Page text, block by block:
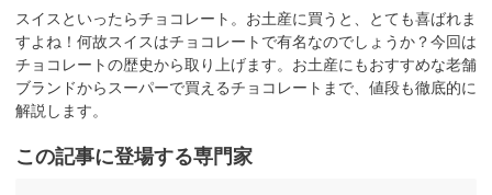
スイスといったらチョコレート。お土産に買うと、とても喜ばれま
すよね！何故スイスはチョコレートで有名なのでしょうか？今回は
チョコレートの歴史から取り上げます。お土産にもおすすめな老舗
ブランドからスーパーで買えるチョコレートまで、値段も徹底的に
解説します。
この記事に登場する専門家